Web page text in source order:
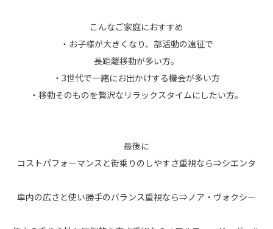
こんなご家庭におすすめ
・お子様が大きくなり、部活動の遠征で
長距離移動が多い方。
・3世代で一緒にお出かけする機会が多い方
・移動そのものを贅沢なリラックスタイムにしたい方。
最後に
コストパフォーマンスと街乗りのしやすさ重視なら⇒シエンタ
車内の広さと使い勝手のバランス重視なら⇒ノア・ヴォクシー